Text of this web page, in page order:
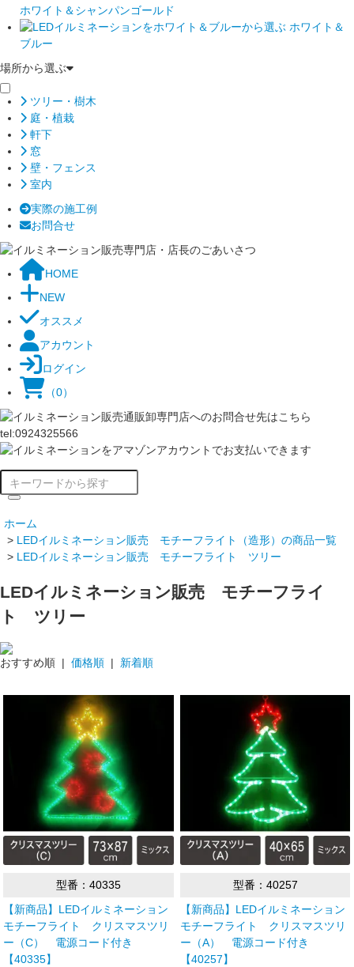
ホワイト＆シャンパンゴールド
ホワイト＆
ブルー
場所から選ぶ
ツリー・樹木
庭・植栽
軒下
窓
壁・フェンス
室内
実際の施工例
お問合せ
HOME
NEW
オススメ
アカウント
ログイン
（0）
ホーム
> LEDイルミネーション販売 モチーフライト（造形）の商品一覧
> LEDイルミネーション販売 モチーフライト ツリー
LEDイルミネーション販売 モチーフライ
ト ツリー
おすすめ順 | 価格順 | 新着順
型番：40335
【新商品】LEDイルミネーション
モチーフライト クリスマスツリ
ー（C） 電源コード付き
【40335】
型番：40257
【新商品】LEDイルミネーション
モチーフライト クリスマスツリ
ー（A） 電源コード付き
【40257】